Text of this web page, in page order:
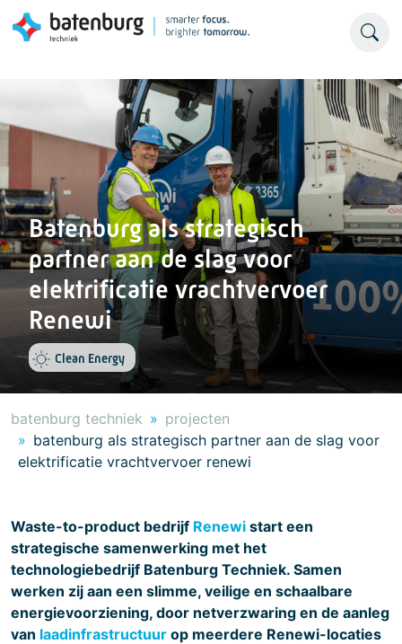
Batenburg als strategisch
partner aan de slag voor
elektrificatie vrachtvervoer
Renewi
Clean Energy
batenburg techniek
projecten
batenburg als strategisch partner aan de slag voor
elektrificatie vrachtvervoer renewi
Waste-to-product bedrijf Renewi start een
strategische samenwerking met het
technologiebedrijf Batenburg Techniek. Samen
werken zij aan een slimme, veilige en schaalbare
energievoorziening, door netverzwaring en de aanleg
van laadinfrastructuur op meerdere Renewi-locaties